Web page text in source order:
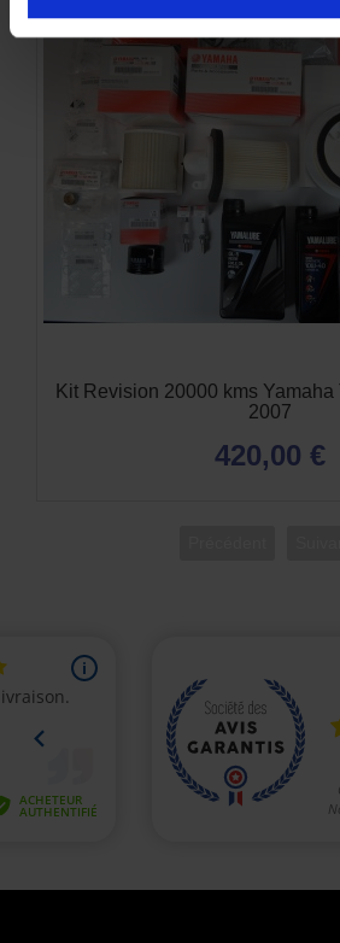
Kit Revision 20000 kms
2007
420,00 €